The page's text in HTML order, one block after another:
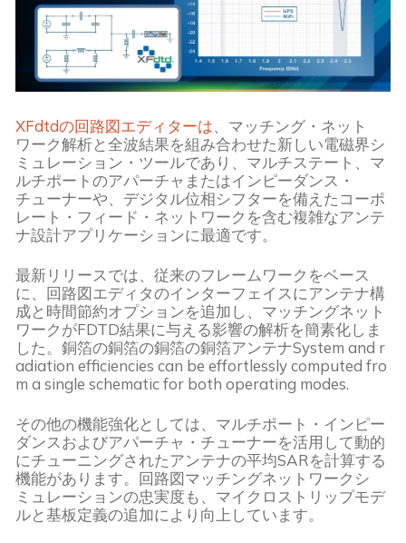
XFdtdの回路図エディターは 、マッチング・ネット
ワーク解析と全波結果を組み合わせた新しい電磁界シ
ミュレーション・ツールであり、マルチステート、マ
ルチポートのアパーチャまたはインピーダンス・
チューナーや、デジタル位相シフターを備えたコーポ
レート・フィード・ネットワークを含む複雑なアンテ
ナ設計アプリケーションに最適です。
最新リリースでは、従来のフレームワークをベース
に、回路図エディタのインターフェイスにアンテナ構
成と時間節約オプションを追加し、マッチングネット
ワークがFDTD結果に与える影響の解析を簡素化しま
した。銅箔の銅箔の銅箔の銅箔アンテナSystem and r
adiation efficiencies can be effortlessly computed fro
m a single schematic for both operating modes.
その他の機能強化としては、マルチポート・インピー
ダンスおよびアパーチャ・チューナーを活用して動的
にチューニングされたアンテナの平均SARを計算する
機能があります。回路図マッチングネットワークシ
ミュレーションの忠実度も、マイクロストリップモデ
ルと基板定義の追加により向上しています。